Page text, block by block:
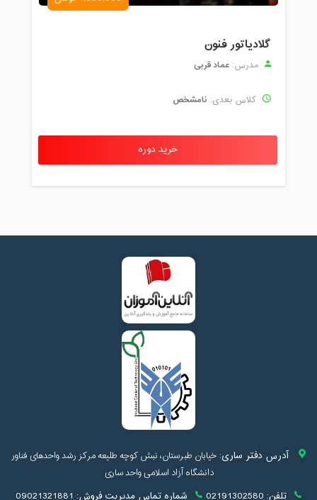
گلادیاتور فنون
مدرس: عماد قربی
کلاس بعدی: نامشخص
خرید دوره
آدرس دفتر ساری:خیابان طبرستان، نبش کوچه طلیعه مرکز رشد واحدهای فناور
دانشگاه آزاد اسلامی واحد ساری
تلفن: 02191302580 شماره تماس مدیریت فروش: 09021321881